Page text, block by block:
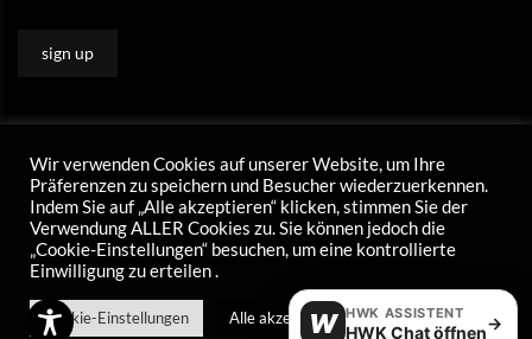
Wir verwenden Cookies auf unserer Website, um Ihre
Präferenzen zu speichern und Besucher wiederzuerkennen.
Indem Sie auf „Alle akzeptieren“ klicken, stimmen Sie der
Verwendung ALLER Cookies zu. Sie können jedoch die
„Cookie-Einstellungen“ besuchen, um eine kontrollierte
Einwilligung zu erteilen .
Cookie-Einstellungen Alle akzeptieren
W HWK ASSISTENT
HWK Chat öffnen→